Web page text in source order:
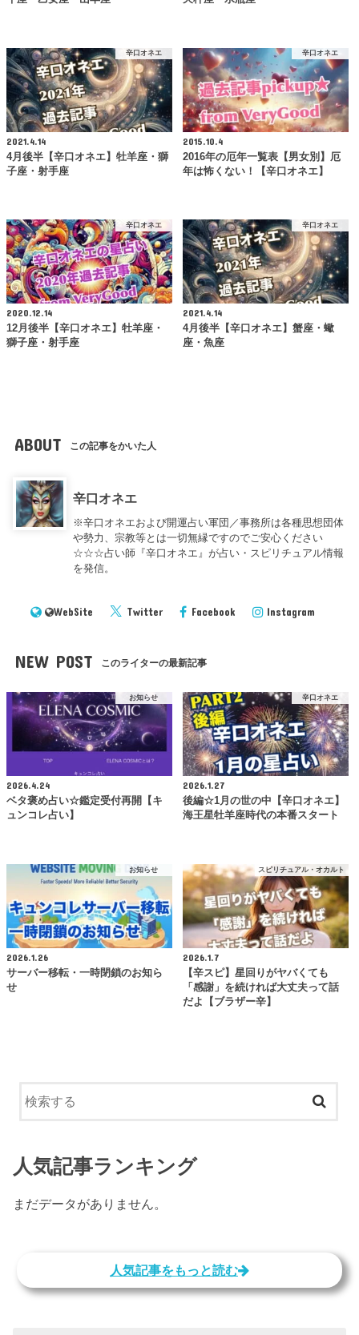
辛口オネエ
2021.4.14
4月後半【辛口オネエ】牡羊座・獅
子座・射手座
辛口オネエ
2015.10.4
2016年の厄年一覧表【男女別】厄
年は怖くない！【辛口オネエ】
辛口オネエ
2020.12.14
12月後半【辛口オネエ】牡羊座・
獅子座・射手座
辛口オネエ
2021.4.14
4月後半【辛口オネエ】蟹座・蠍
座・魚座
ABOUT この記事をかいた人
辛口オネエ
※辛口オネエおよび開運占い軍団／事務所は各種思想団体
や勢力、宗教等とは一切無縁ですのでご安心ください
☆☆☆占い師『辛口オネエ』が占い・スピリチュアル情報
を発信。
WebSite Twitter Facebook Instagram
NEW POST このライターの最新記事
お知らせ
2026.4.24
ベタ褒め占い☆鑑定受付再開【キ
ュンコレ占い】
辛口オネエ
2026.1.27
後編☆1月の世の中【辛口オネエ】
海王星牡羊座時代の本番スタート
お知らせ
2026.1.26
サーバー移転・一時閉鎖のお知ら
せ
スピリチュアル・オカルト
2026.1.7
【辛スピ】星回りがヤバくても
「感謝」を続ければ大丈夫って話
だよ【ブラザー辛】
人気記事ランキング
まだデータがありません。
人気記事をもっと読む